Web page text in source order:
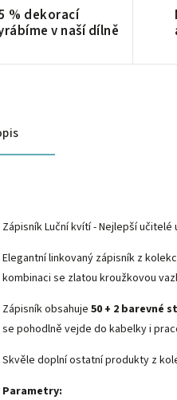
% dekorací
v naší dílně
Zápisník Luční kvítí - Nejlepší učitelé
Elegantní linkovaný zápisník z
kombinaci se zlatou kroužkovou
Zápisník obsahuje 50 + 2 barevné
se pohodlně vejde do kabelky i
Skvěle doplní ostatní produkty z
Parametry: